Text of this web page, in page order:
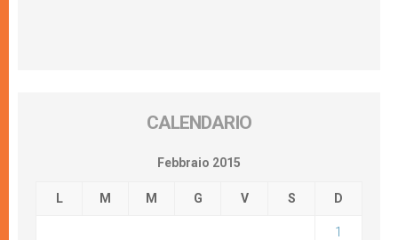
CALENDARIO
Febbraio 2015
L M M G V S D
1